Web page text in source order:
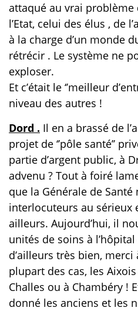
attaqué au vrai problème
l’Etat, celui des élus , de
à la charge d’un monde
rétrécir . Le système ne
exploser.
Et c’était le ‘’meilleur
niveau des autres !
Dord . Il en a brassé de
projet de ‘’pôle santé’’
partie d’argent public, à
advenu ? Tout à foiré
que la Générale de Santé
interlocuteurs au sérieux
ailleurs. Aujourd’hui, il
unités de soins à
d’ailleurs très bien,
plupart des cas, les
Challes ou à Chambéry !
donné les anciens et les